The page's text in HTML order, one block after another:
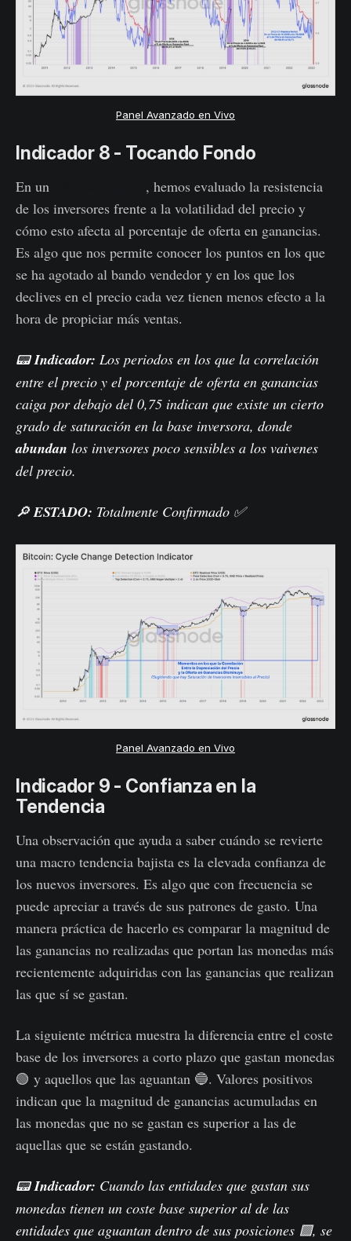
Panel Avanzado en Vivo
Indicador 8 - Tocando Fondo
En un
, hemos evaluado la resistencia
de los inversores frente a la volatilidad del precio y
cómo esto afecta al porcentaje de oferta en ganancias.
Es algo que nos permite conocer los puntos en los que
se ha agotado al bando vendedor y en los que los
declives en el precio cada vez tienen menos efecto a la
hora de propiciar más ventas.
📟Indicador: Los periodos en los que la correlación
entre el precio y el porcentaje de oferta en ganancias
caiga por debajo del 0,75 indican que existe un cierto
grado de saturación en la base inversora, donde
abundan los inversores poco sensibles a los vaivenes
del precio.
🔎ESTADO: Totalmente Confirmado ✅
Panel Avanzado en Vivo
Indicador 9 - Confianza en la
Tendencia
Una observación que ayuda a saber cuándo se revierte
una macro tendencia bajista es la elevada confianza de
los nuevos inversores. Es algo que con frecuencia se
puede apreciar a través de sus patrones de gasto. Una
manera práctica de hacerlo es comparar la magnitud de
las ganancias no realizadas que portan las monedas más
recientemente adquiridas con las ganancias que realizan
las que sí se gastan.
La siguiente métrica muestra la diferencia entre el coste
base de los inversores a corto plazo que gastan monedas
🟢 y aquellos que las aguantan 🔵. Valores positivos
indican que la magnitud de ganancias acumuladas en
las monedas que no se gastan es superior a las de
aquellas que se están gastando.
📟Indicador: Cuando las entidades que gastan sus
monedas tienen un coste base superior al de las
entidades que aguantan dentro de sus posiciones 🟪, se